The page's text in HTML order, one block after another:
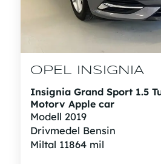
OPEL INSIGNIA
Insignia Grand Sport 1.5
Motorv Apple car
Modell 2019
Drivmedel Bensin
Miltal 11864 mil